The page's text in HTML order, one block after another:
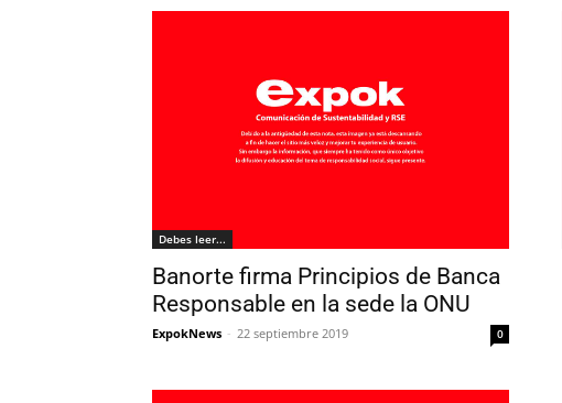
Debes leer...
Banorte firma Principios de Banca
Responsable en la sede la ONU
ExpokNews - 22 septiembre 2019 0